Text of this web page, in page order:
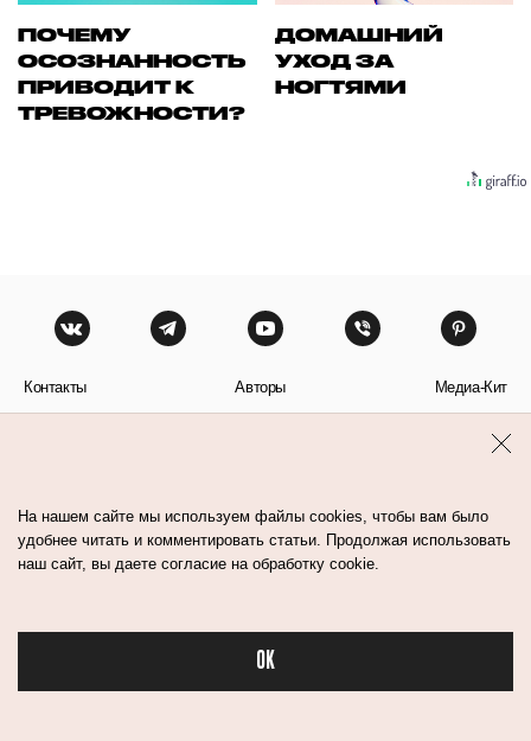
Бьюти в спорте
ПОЧЕМУ
ОСОЗНАННОСТЬ
ПРИВОДИТ К
ТРЕВОЖНОСТИ?
ДОМАШНИЙ
УХОД ЗА
НОГТЯМИ
Контакты Авторы Медиа-Кит
На нашем сайте мы используем файлы cookies, чтобы вам было
удобнее читать и комментировать статьи. Продолжая использовать
наш сайт, вы даете согласие на обработку cookie.
OK